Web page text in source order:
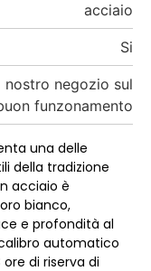
acciaio
Si
nostro negozio sul
funzonamento
una delle
della tradizione
acciaio è
bianco,
e profondità al
automatico
di riserva di